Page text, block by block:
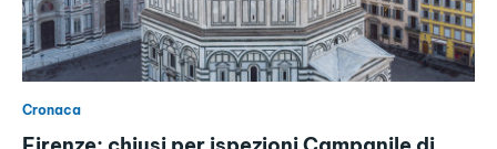
Cronaca